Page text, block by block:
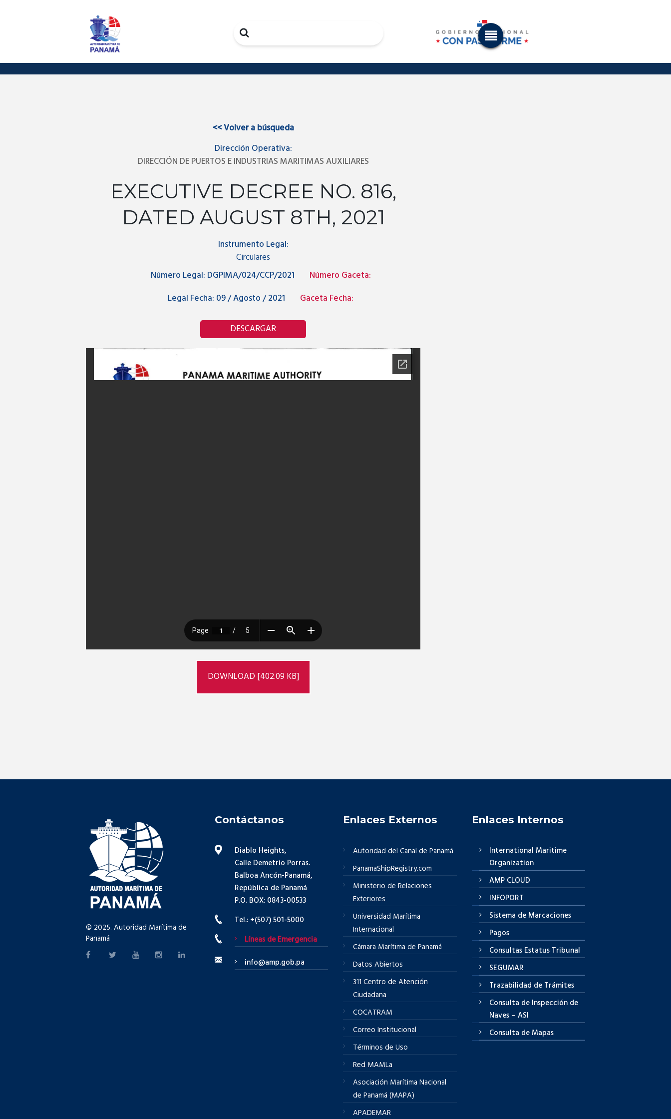
Search
<<Volver a búsqueda
Dirección Operativa:
DIRECCIÓN DE PUERTOS E INDUSTRIAS MARITIMAS AUXILIARES
EXECUTIVE DECREE NO. 816,
DATED AUGUST 8TH, 2021
Instrumento Legal:
Circulares
Número Legal: DGPIMA/024/CCP/2021
Número Gaceta:
Legal Fecha: 09 / Agosto / 2021 Gaceta Fecha:
DESCARGAR
DOWNLOAD [402.09 KB]
© 2025. Autoridad Marítima de
Panamá
Contáctanos
Diablo Heights,
Calle Demetrio Porras.
Balboa Ancón-Panamá,
República de Panamá
P.O. BOX: 0843-00533
Tel.: +(507) 501-5000
Líneas de Emergencia
info@amp.gob.pa
Enlaces Externos
Autoridad del Canal de Panamá
PanamaShipRegistry.com
Ministerio de Relaciones
Exteriores
Universidad Marítima
Internacional
Cámara Marítima de Panamá
Datos Abiertos
311 Centro de Atención
Ciudadana
COCATRAM
Correo Institucional
Términos de Uso
Red MAMLa
Asociación Marítima Nacional
de Panamá (MAPA)
APADEMAR
Enlaces Internos
International Maritime
Organization
AMP CLOUD
INFOPORT
Sistema de Marcaciones
Pagos
Consultas Estatus Tribunal
SEGUMAR
Trazabilidad de Trámites
Consulta de Inspección de
Naves – ASI
Consulta de Mapas